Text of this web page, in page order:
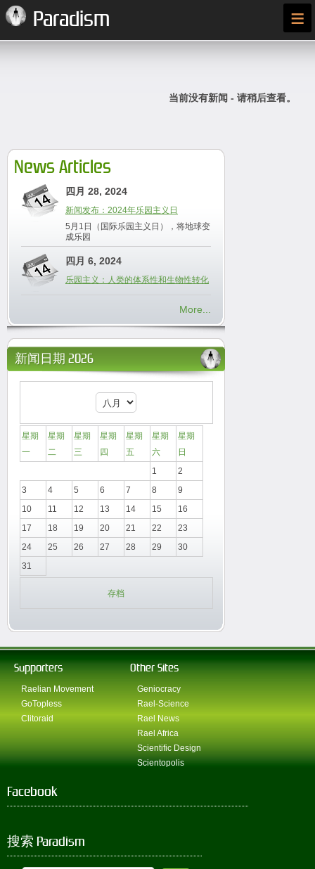
Paradism ≡
当前没有新闻 - 请稍后查看。
News Articles
四月 28, 2024
新闻发布：2024年乐园主义日
5月1日（国际乐园主义日），将地球变
成乐园
四月 6, 2024
乐园主义：人类的体系性和生物性转化
More...
新闻日期 2026
星期
一
星期
二
星期
三
星期
四
星期
五
星期
六
星期
日
1
2
3
4 5 6 7 8
9
10
11 12 13 14 15
16
17
18 19 20 21 22
23
24
25 26 27 28 29
30
31
存档
Supporters
Raelian Movement
GoTopless
Clitoraid
Other Sites
Geniocracy
Rael-Science
Rael News
Rael Africa
Scientific Design
Scientopolis
Facebook
搜索 Paradism